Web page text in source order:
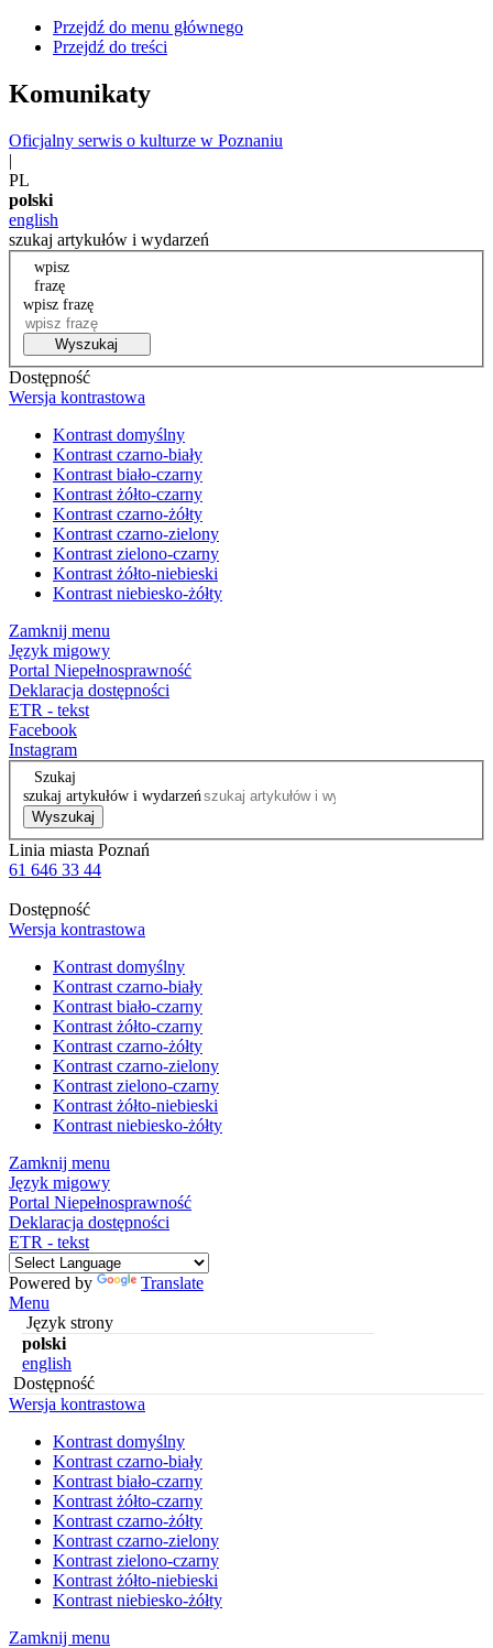
Przejdź do menu głównego
Przejdź do treści
Komunikaty
Oficjalny serwis o kulturze w Poznaniu
|
PL
polski
english
szukaj artykułów i wydarzeń
wpisz
frazę
wpisz frazę
Wyszukaj
Dostępność
Wersja kontrastowa
Kontrast domyślny
Kontrast czarno-biały
Kontrast biało-czarny
Kontrast żółto-czarny
Kontrast czarno-żółty
Kontrast czarno-zielony
Kontrast zielono-czarny
Kontrast żółto-niebieski
Kontrast niebiesko-żółty
Zamknij menu
Język migowy
Portal Niepełnosprawność
Deklaracja dostępności
ETR - tekst
Facebook
Instagram
Szukaj
szukaj artykułów i wydarzeń
Wyszukaj
Linia miasta Poznań
61 646 33 44
Dostępność
Wersja kontrastowa
Kontrast domyślny
Kontrast czarno-biały
Kontrast biało-czarny
Kontrast żółto-czarny
Kontrast czarno-żółty
Kontrast czarno-zielony
Kontrast zielono-czarny
Kontrast żółto-niebieski
Kontrast niebiesko-żółty
Zamknij menu
Język migowy
Portal Niepełnosprawność
Deklaracja dostępności
ETR - tekst
Powered by
Translate
Menu
Język strony
polski
english
Dostępność
Wersja kontrastowa
Kontrast domyślny
Kontrast czarno-biały
Kontrast biało-czarny
Kontrast żółto-czarny
Kontrast czarno-żółty
Kontrast czarno-zielony
Kontrast zielono-czarny
Kontrast żółto-niebieski
Kontrast niebiesko-żółty
Zamknij menu